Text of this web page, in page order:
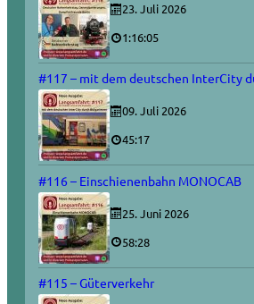
23. Juli 2026
1:16:05
#117 – mit dem deutschen InterCity
09. Juli 2026
45:17
#116 – Einschienenbahn MONOCAB
25. Juni 2026
58:28
#115 – Güterverkehr